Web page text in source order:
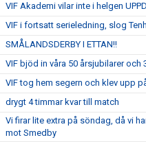
VIF Akademi vilar inte i helgen
VIF i fortsatt serieledning, slog
SMÅLANDSDERBY I ETTAN!!
VIF bjöd in våra 50 årsjubilarer och
VIF tog hem segern och klev upp
drygt 4 timmar kvar till match
Vi firar lite extra på söndag, då vi
mot Smedby